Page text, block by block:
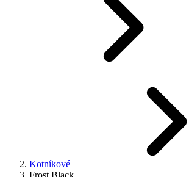
Kotníkové
Frost Black